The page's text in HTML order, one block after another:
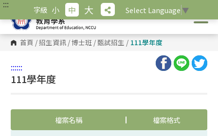
跳
主
內
容
::: 字級 小 中 大 Select Language ▼
首頁 /招生資訊 /博士班 /甄試招生 / 111學年度
::::::
111學年度
檔案名稱 檔案格式